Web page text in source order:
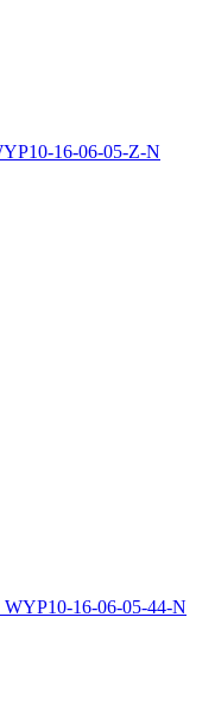
16-06-05-Z-N
16-06-05-44-N